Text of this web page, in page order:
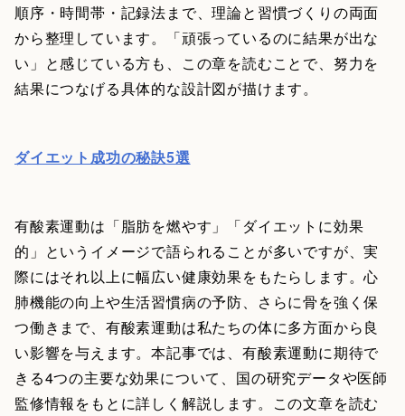
順序・時間帯・記録法まで、理論と習慣づくりの両面
から整理しています。「頑張っているのに結果が出な
い」と感じている方も、この章を読むことで、努力を
結果につなげる具体的な設計図が描けます。
ダイエット成功の秘訣5選
有酸素運動は「脂肪を燃やす」「ダイエットに効果
的」というイメージで語られることが多いですが、実
際にはそれ以上に幅広い健康効果をもたらします。心
肺機能の向上や生活習慣病の予防、さらに骨を強く保
つ働きまで、有酸素運動は私たちの体に多方面から良
い影響を与えます。本記事では、有酸素運動に期待で
きる4つの主要な効果について、国の研究データや医師
監修情報をもとに詳しく解説します。この文章を読む